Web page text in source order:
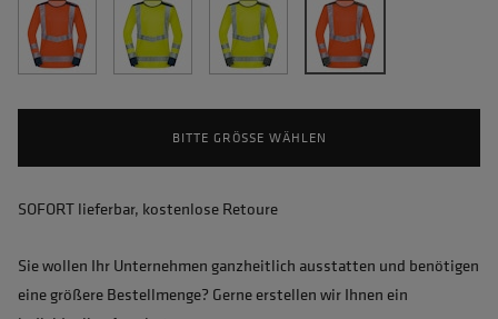
BITTE GRÖSSE WÄHLEN
SOFORT lieferbar, kostenlose Retoure
Sie wollen Ihr Unternehmen ganzheitlich ausstatten und benötigen
eine größere Bestellmenge? Gerne erstellen wir Ihnen ein